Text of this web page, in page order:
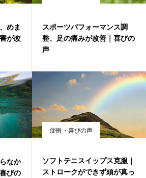
めま
が改
スポーツパフォーマンス調
整、足の痛みが改善｜喜びの
声
なか
びの
症例・喜びの声
ソフトテニスイップス克服｜
ストロークができず頭が真っ